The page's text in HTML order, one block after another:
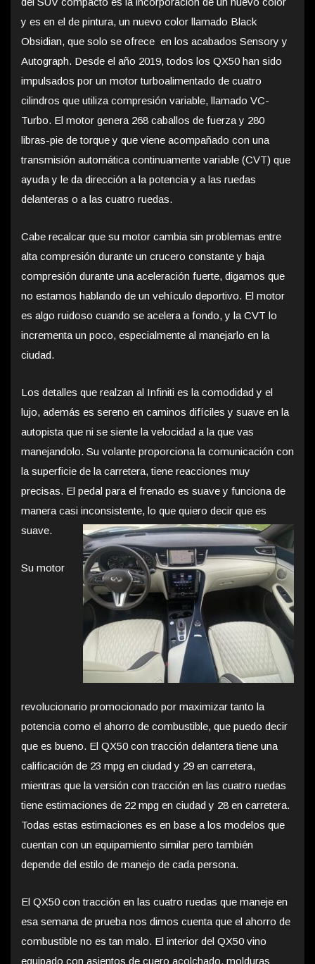
y es en el de pintura, un nuevo color llamado Black
Obsidian, que solo se ofrece en los acabados Sensory y
Autograph. Desde el año 2019, todos los QX50 han sido
impulsados ​​por un motor turboalimentado de cuatro
cilindros que utiliza compresión variable, llamado VC-
Turbo. El motor genera 268 caballos de fuerza y ​​280
libras-pie de torque y que viene acompañado con una
transmisión automática continuamente variable (CVT) que
ayuda y le da dirección a la potencia y a las ruedas
delanteras o a las cuatro ruedas.
Cabe recalcar que su motor cambia sin problemas entre
alta compresión durante un crucero constante y baja
compresión durante una aceleración fuerte, digamos que
no estamos hablando de un vehículo deportivo. El motor
es algo ruidoso cuando se acelera a fondo, y la CVT lo
incrementa un poco, especialmente al manejarlo en la
ciudad.
Los detalles que realzan al Infiniti es la comodidad y el
lujo, además es sereno en caminos difíciles y suave en la
autopista que ni se siente la velocidad a la que vas
manejandolo. Su volante proporciona la comunicación con
la superficie de la carretera, tiene reacciones muy
precisas. El pedal para el frenado es suave y funciona de
manera casi inconsistente, lo que quiero decir que es
suave.
Su motor
revolucionario promocionado por maximizar tanto la
potencia como el ahorro de combustible, que puedo decir
que es bueno. El QX50 con tracción delantera tiene una
calificación de 23 mpg en ciudad y 29 en carretera,
mientras que la versión con tracción en las cuatro ruedas
tiene estimaciones de 22 mpg en ciudad y 28 en carretera.
Todas estas estimaciones es en base a los modelos que
cuentan con un equipamiento similar pero también
depende del estilo de manejo de cada persona.
El QX50 con tracción en las cuatro ruedas que maneje en
esa semana de prueba nos dimos cuenta que el ahorro de
combustible no es tan malo. El interior del QX50 vino
equipado con asientos de cuero acolchado, molduras